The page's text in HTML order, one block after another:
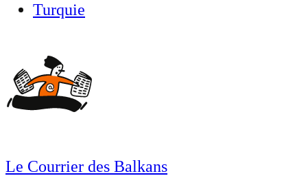
Turquie
Le Courrier des Balkans